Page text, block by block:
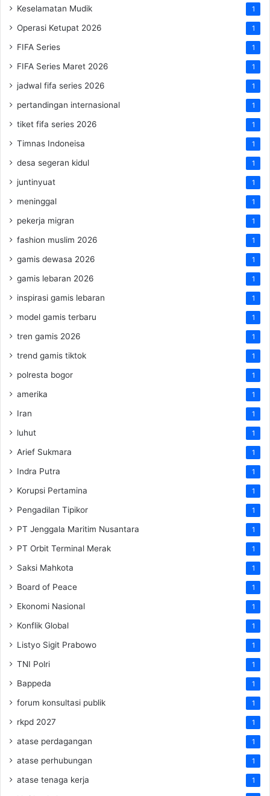
Keselamatan Mudik 1
Operasi Ketupat 2026 1
FIFA Series 1
FIFA Series Maret 2026 1
jadwal fifa series 2026 1
pertandingan internasional 1
tiket fifa series 2026 1
Timnas Indoneisa 1
desa segeran kidul 1
juntinyuat 1
meninggal 1
pekerja migran 1
fashion muslim 2026 1
gamis dewasa 2026 1
gamis lebaran 2026 1
inspirasi gamis lebaran 1
model gamis terbaru 1
tren gamis 2026 1
trend gamis tiktok 1
polresta bogor 1
amerika 1
Iran 1
luhut 1
Arief Sukmara 1
Indra Putra 1
Korupsi Pertamina 1
Pengadilan Tipikor 1
PT Jenggala Maritim Nusantara 1
PT Orbit Terminal Merak 1
Saksi Mahkota 1
Board of Peace 1
Ekonomi Nasional 1
Konflik Global 1
Listyo Sigit Prabowo 1
TNI Polri 1
Bappeda 1
forum konsultasi publik 1
rkpd 2027 1
atase perdagangan 1
atase perhubungan 1
atase tenaga kerja 1